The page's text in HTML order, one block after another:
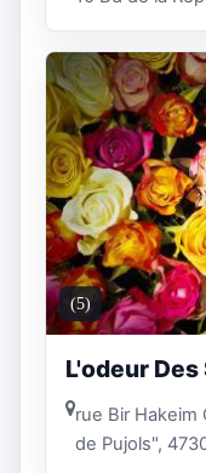
(5)
L'odeur
rue Bir Hakeim
de Pujols",